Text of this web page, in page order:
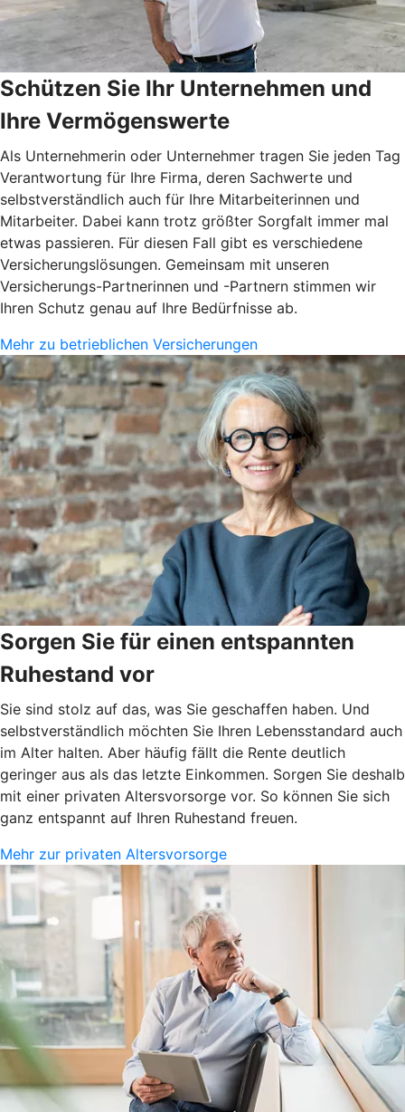
Schützen Sie Ihr Unternehmen und
Ihre Vermögenswerte
Als Unternehmerin oder Unternehmer tragen Sie jeden Tag
Verantwortung für Ihre Firma, deren Sachwerte und
selbstverständlich auch für Ihre Mitarbeiterinnen und
Mitarbeiter. Dabei kann trotz größter Sorgfalt immer mal
etwas passieren. Für diesen Fall gibt es verschiedene
Versicherungslösungen. Gemeinsam mit unseren
Versicherungs-Partnerinnen und -Partnern stimmen wir
Ihren Schutz genau auf Ihre Bedürfnisse ab.
Mehr zu betrieblichen Versicherungen
Sorgen Sie für einen entspannten
Ruhestand vor
Sie sind stolz auf das, was Sie geschaffen haben. Und
selbstverständlich möchten Sie Ihren Lebensstandard auch
im Alter halten. Aber häufig fällt die Rente deutlich
geringer aus als das letzte Einkommen. Sorgen Sie deshalb
mit einer privaten Altersvorsorge vor. So können Sie sich
ganz entspannt auf Ihren Ruhestand freuen.
Mehr zur privaten Altersvorsorge